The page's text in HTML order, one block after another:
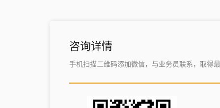
咨询详情
手机扫描二维码添加微信，与业务员联系，取得